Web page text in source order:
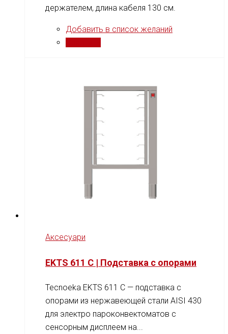
держателем, длина кабеля 130 см.
Добавить в список желаний
Аксесуари
EKTS 611 C | Подставка с опорами
Tecnoeka EKTS 611 C — подставка с
опорами из нержавеющей стали AISI 430
для электро пароконвектоматов с
сенсорным дисплеем на...